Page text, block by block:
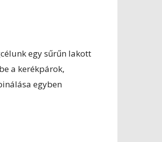
egy sűrűn lakott
a kerékpárok,
egyben